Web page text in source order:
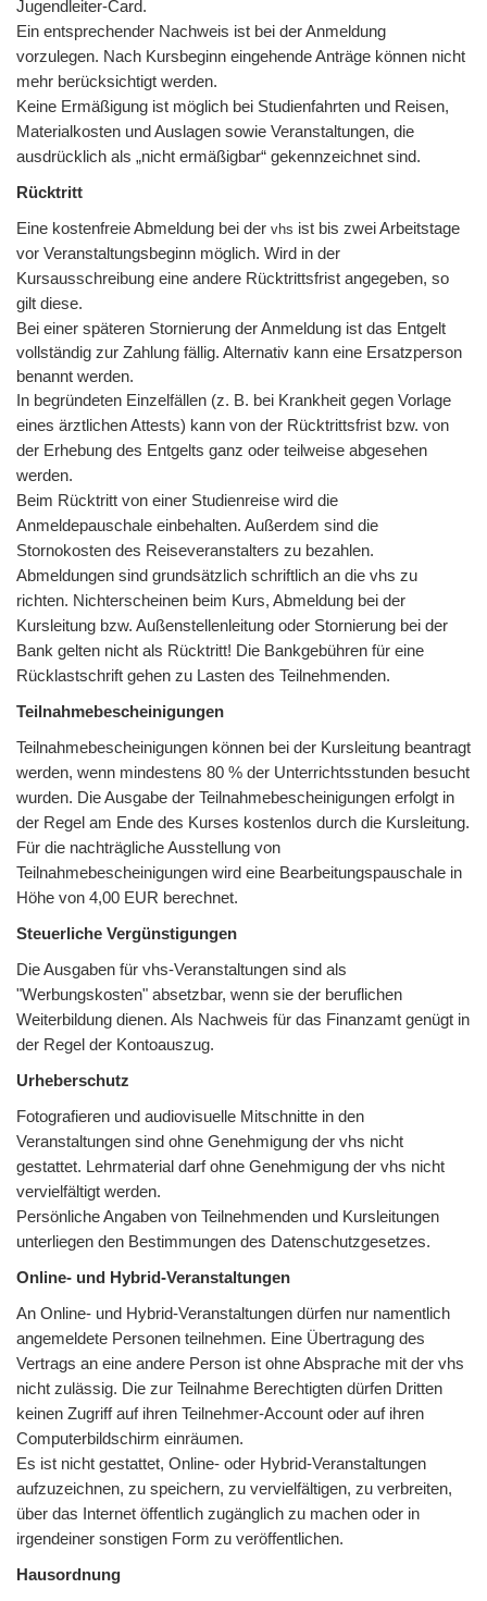
Jugendleiter-Card.
Ein entsprechender Nachweis ist bei der Anmeldung
vorzulegen. Nach Kursbeginn eingehende Anträge können nicht
mehr berücksichtigt werden.
Keine Ermäßigung ist möglich bei Studienfahrten und Reisen,
Materialkosten und Auslagen sowie Veranstaltungen, die
ausdrücklich als „nicht ermäßigbar“ gekennzeichnet sind.
Rücktritt
Eine kostenfreie Abmeldung bei der vhs ist bis zwei Arbeitstage
vor Veranstaltungsbeginn möglich. Wird in der
Kursausschreibung eine andere Rücktrittsfrist angegeben, so
gilt diese.
Bei einer späteren Stornierung der Anmeldung ist das Entgelt
vollständig zur Zahlung fällig. Alternativ kann eine Ersatzperson
benannt werden.
In begründeten Einzelfällen (z. B. bei Krankheit gegen Vorlage
eines ärztlichen Attests) kann von der Rücktrittsfrist bzw. von
der Erhebung des Entgelts ganz oder teilweise abgesehen
werden.
Beim Rücktritt von einer Studienreise wird die
Anmeldepauschale einbehalten. Außerdem sind die
Stornokosten des Reiseveranstalters zu bezahlen.
Abmeldungen sind grundsätzlich schriftlich an die vhs zu
richten. Nichterscheinen beim Kurs, Abmeldung bei der
Kursleitung bzw. Außenstellenleitung oder Stornierung bei der
Bank gelten nicht als Rücktritt! Die Bankgebühren für eine
Rücklastschrift gehen zu Lasten des Teilnehmenden.
Teilnahmebescheinigungen
Teilnahmebescheinigungen können bei der Kursleitung beantragt
werden, wenn mindestens 80 % der Unterrichtsstunden besucht
wurden. Die Ausgabe der Teilnahmebescheinigungen erfolgt in
der Regel am Ende des Kurses kostenlos durch die Kursleitung.
Für die nachträgliche Ausstellung von
Teilnahmebescheinigungen wird eine Bearbeitungspauschale in
Höhe von 4,00 EUR berechnet.
Steuerliche Vergünstigungen
Die Ausgaben für vhs-Veranstaltungen sind als
"Werbungskosten" absetzbar, wenn sie der beruflichen
Weiterbildung dienen. Als Nachweis für das Finanzamt genügt in
der Regel der Kontoauszug.
Urheberschutz
Fotografieren und audiovisuelle Mitschnitte in den
Veranstaltungen sind ohne Genehmigung der vhs nicht
gestattet. Lehrmaterial darf ohne Genehmigung der vhs nicht
vervielfältigt werden.
Persönliche Angaben von Teilnehmenden und Kursleitungen
unterliegen den Bestimmungen des Datenschutzgesetzes.
Online- und Hybrid-Veranstaltungen
An Online- und Hybrid-Veranstaltungen dürfen nur namentlich
angemeldete Personen teilnehmen. Eine Übertragung des
Vertrags an eine andere Person ist ohne Absprache mit der vhs
nicht zulässig. Die zur Teilnahme Berechtigten dürfen Dritten
keinen Zugriff auf ihren Teilnehmer-Account oder auf ihren
Computerbildschirm einräumen.
Es ist nicht gestattet, Online- oder Hybrid-Veranstaltungen
aufzuzeichnen, zu speichern, zu vervielfältigen, zu verbreiten,
über das Internet öffentlich zugänglich zu machen oder in
irgendeiner sonstigen Form zu veröffentlichen.
Hausordnung